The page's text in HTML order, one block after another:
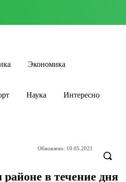
Экономика
Наука Интересно
Обновлено: 10.05.2021
в течение дня